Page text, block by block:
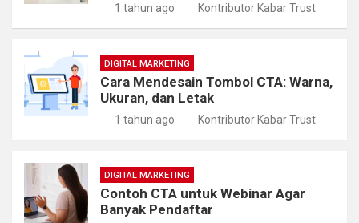
1 tahun ago Kontributor Kabar Trust
DIGITAL MARKETING
Cara Mendesain Tombol CTA: Warna,
Ukuran, dan Letak
1 tahun ago Kontributor Kabar Trust
DIGITAL MARKETING
Contoh CTA untuk Webinar Agar
Banyak Pendaftar